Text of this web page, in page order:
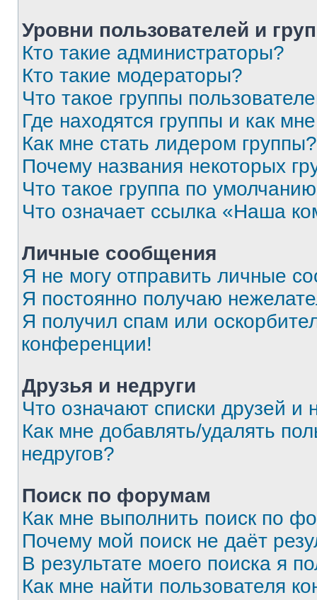
Уровни пользователей и
Кто такие администраторы?
Кто такие модераторы?
Что такое группы
Где находятся группы и как
Как мне стать лидером группы?
Почему названия некоторых
Что такое группа по
Что означает ссылка «Наша
Личные сообщения
Я не могу отправить личные
Я постоянно получаю
Я получил спам или
конференции!
Друзья и недруги
Что означают списки друзей и
Как мне добавлять/удалять
недругов?
Поиск по форумам
Как мне выполнить поиск по
Почему мой поиск не даёт
В результате моего поиска я
Как мне найти пользователя